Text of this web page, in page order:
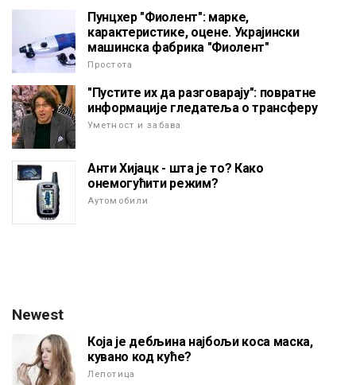
Пунцхер "Фиолент": марке,
карактеристике, оцене. Украјински
машинска фабрика "Фиолент"
Простота
"Пустите их да разговарају": повратне
информације гледатеља о трансферу
Уметност и забава
Анти Хијацк - шта је то? Како
онемогућити режим?
Аутомобили
Newest
Која је дебљина најбољи коса маска,
кувано код куће?
Лепотица